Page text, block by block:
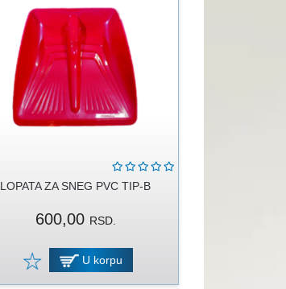
LOPATA ZA SNEG PVC TIP-B
600,00 RSD.
U korpu